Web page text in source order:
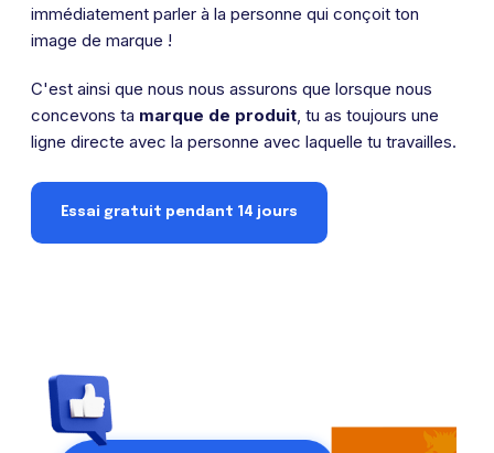
immédiatement parler à la personne qui conçoit ton
image de marque !
C'est ainsi que nous nous assurons que lorsque nous
concevons ta marque de produit, tu as toujours une
ligne directe avec la personne avec laquelle tu travailles.
Essai gratuit pendant 14 jours